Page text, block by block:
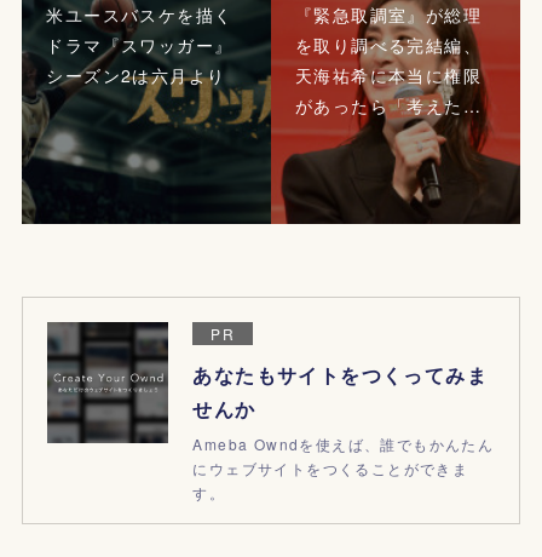
米ユースバスケを描く
ドラマ『スワッガー』
シーズン2は六月より
『緊急取調室』が総理
を取り調べる完結編、
天海祐希に本当に権限
があったら「考えた…
PR
あなたもサイトをつくってみま
せんか
Ameba Owndを使えば、誰でもかんたん
にウェブサイトをつくることができま
す。